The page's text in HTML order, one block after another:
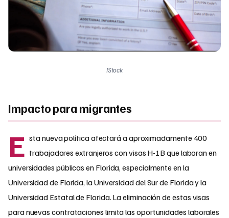
IStock
Impacto para migrantes
E sta nueva política afectará a aproximadamente 400
trabajadores extranjeros con visas H-1B que laboran en
universidades públicas en Florida, especialmente en la
Universidad de Florida, la Universidad del Sur de Florida y la
Universidad Estatal de Florida. La eliminación de estas visas
para nuevas contrataciones limita las oportunidades laborales